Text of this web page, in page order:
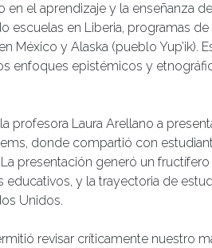
el aprendizaje y la enseñanza
escuelas en Liberia, programas
México y Alaska (pueblo Yup’ik).
enfoques epistémicos y
profesora Laura Arellano a
donde compartió con
presentación generó un
y la trayectoria de
Unidos.
revisar críticamente nuestro